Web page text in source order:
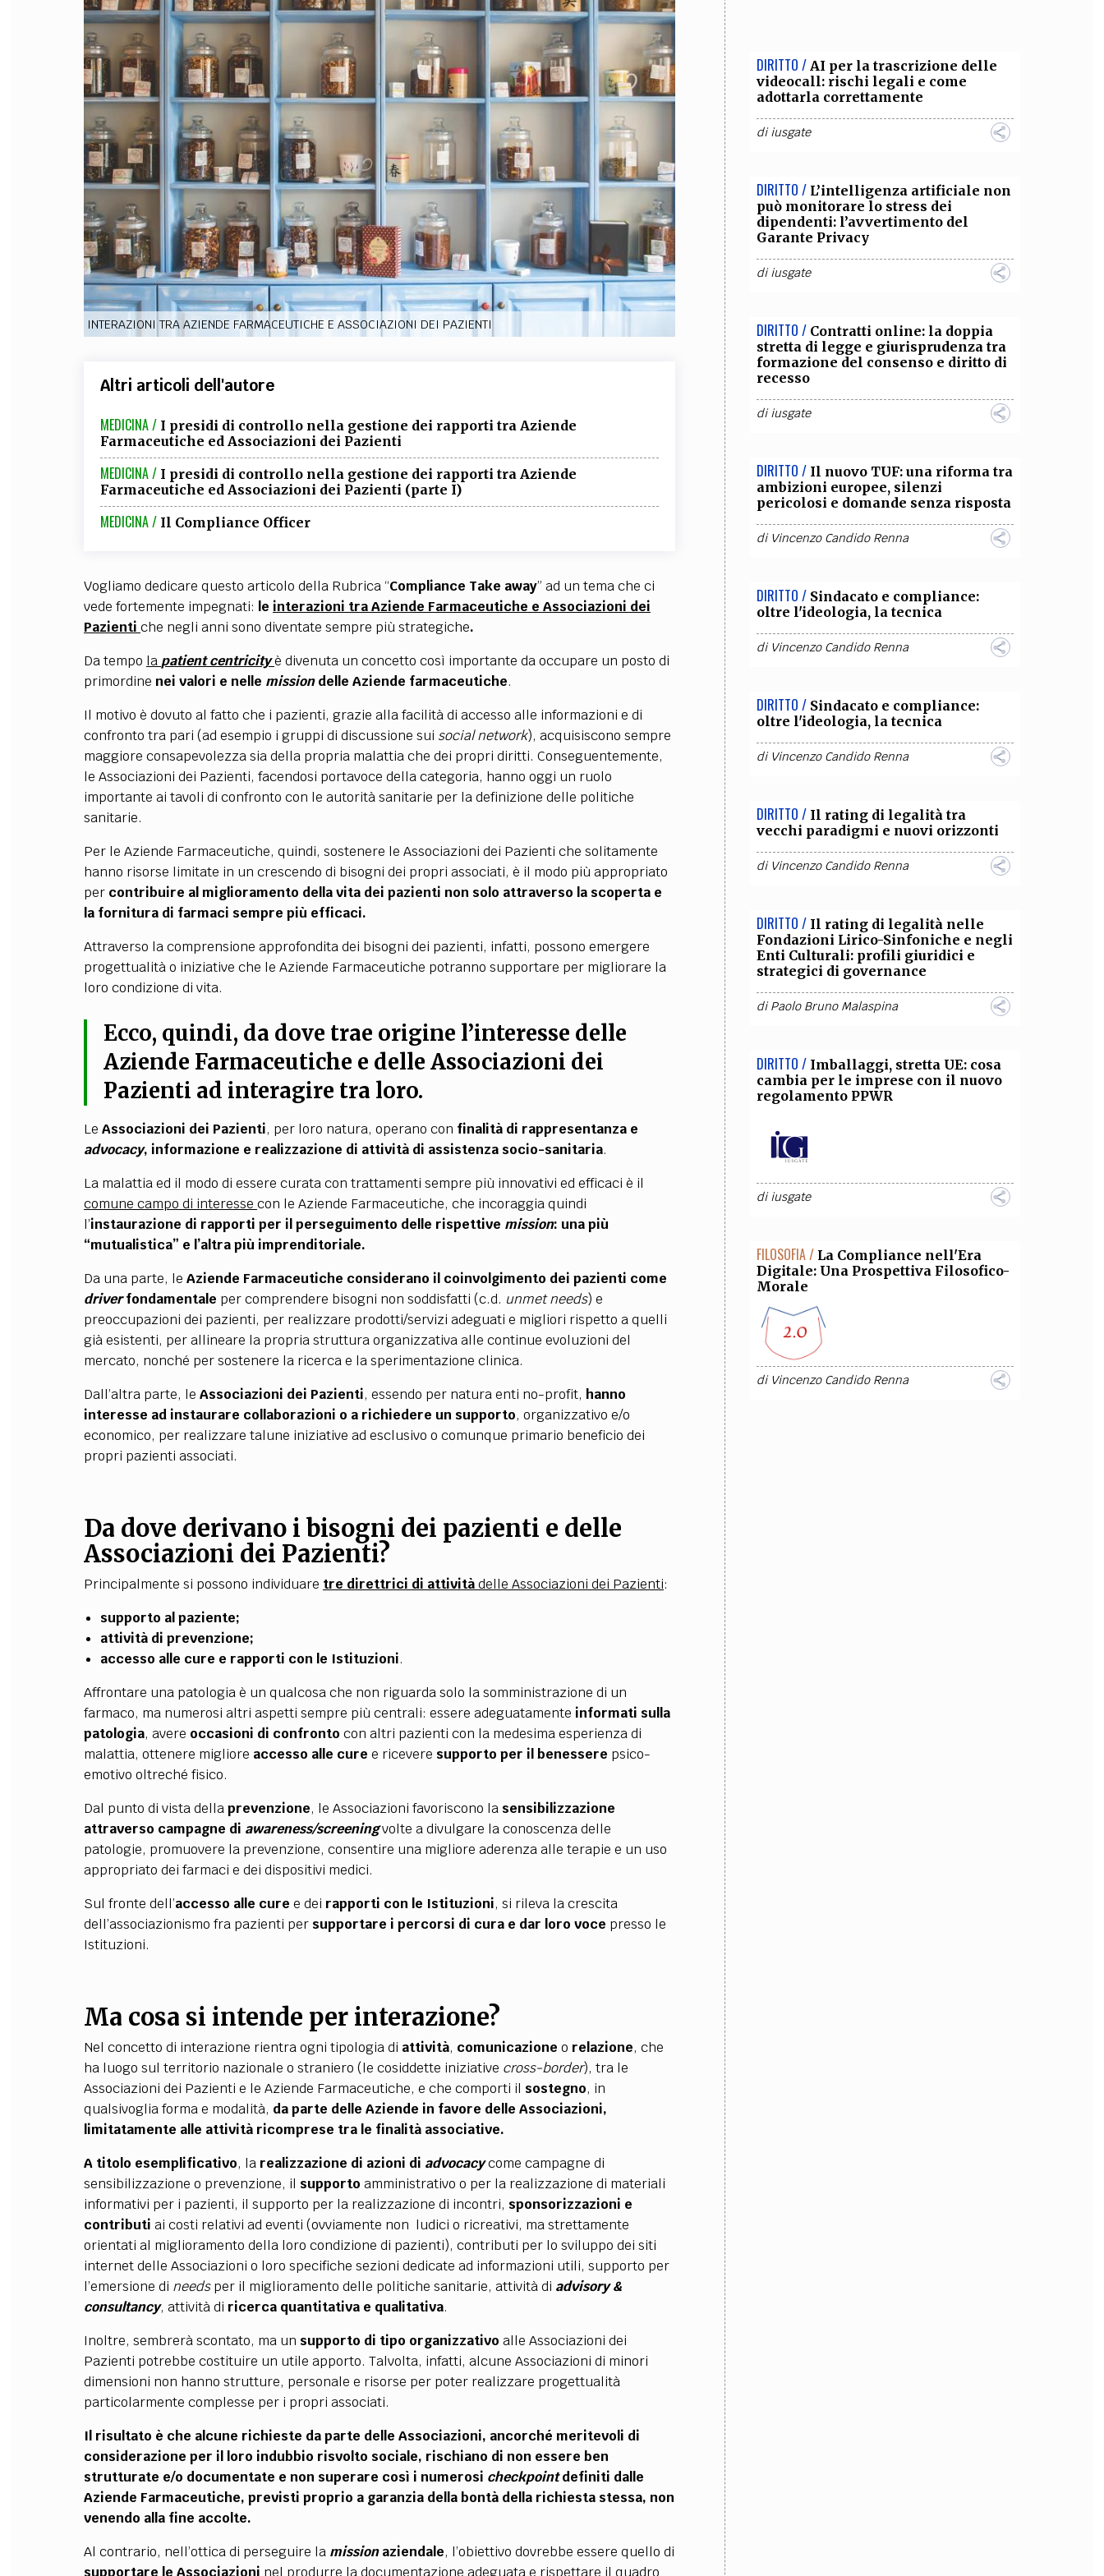
TEAM
FILODIRITTO COMITATO SCIENTIFICO AUTORI CURATORI FOTOGRAFI
EXTRA
CODICI RUBRICHE LIBRI PROCEEDINGS PUBBLICITÀ CONTATTI
SOCIAL MEDIA
INTERAZIONI TRA AZIENDE FARMACEUTICHE E ASSOCIAZIONI DEI PAZIENTI
Altri articoli dell'autore
MEDICINA / I presidi di controllo nella gestione dei rapporti tra Aziende
Farmaceutiche ed Associazioni dei Pazienti
MEDICINA / I presidi di controllo nella gestione dei rapporti tra Aziende
Farmaceutiche ed Associazioni dei Pazienti (parte I)
MEDICINA / Il Compliance Officer
Vogliamo dedicare questo articolo della Rubrica “Compliance Take away” ad un tema che ci
vede fortemente impegnati: le interazioni tra Aziende Farmaceutiche e Associazioni dei
Pazienti che negli anni sono diventate sempre più strategiche.
Da tempo la patient centricityè divenuta un concetto così importante da occupare un posto di
primordine nei valori e nelle missiondelle Aziende farmaceutiche.
Il motivo è dovuto al fatto che i pazienti, grazie alla facilità di accesso alle informazioni e di
confronto tra pari (ad esempio i gruppi di discussione sui social network), acquisiscono sempre
maggiore consapevolezza sia della propria malattia che dei propri diritti. Conseguentemente,
le Associazioni dei Pazienti, facendosi portavoce della categoria, hanno oggi un ruolo
importante ai tavoli di confronto con le autorità sanitarie per la definizione delle politiche
sanitarie.
Per le Aziende Farmaceutiche, quindi, sostenere le Associazioni dei Pazienti che solitamente
hanno risorse limitate in un crescendo di bisogni dei propri associati, è il modo più appropriato
per contribuire al miglioramento della vita dei pazienti non solo attraverso la scoperta e
la fornitura di farmaci sempre più efficaci.
Attraverso la comprensione approfondita dei bisogni dei pazienti, infatti, possono emergere
progettualità o iniziative che le Aziende Farmaceutiche potranno supportare per migliorare la
loro condizione di vita.
Ecco, quindi, da dove trae origine l’interesse delle
Aziende Farmaceutiche e delle Associazioni dei
Pazienti ad interagire tra loro.
Le Associazioni dei Pazienti, per loro natura, operano con finalità di rappresentanza e
advocacy, informazione e realizzazione di attività di assistenza socio-sanitaria.
La malattia ed il modo di essere curata con trattamenti sempre più innovativi ed efficaci è il
comune campo di interesse con le Aziende Farmaceutiche, che incoraggia quindi
l’instaurazione di rapporti per il perseguimento delle rispettive mission: una più
“mutualistica” e l’altra più imprenditoriale.
Da una parte, le Aziende Farmaceutiche considerano il coinvolgimento dei pazienti come
driverfondamentale per comprendere bisogni non soddisfatti (c.d. unmet needs) e
preoccupazioni dei pazienti, per realizzare prodotti/servizi adeguati e migliori rispetto a quelli
già esistenti, per allineare la propria struttura organizzativa alle continue evoluzioni del
mercato, nonché per sostenere la ricerca e la sperimentazione clinica.
Dall’altra parte, le Associazioni dei Pazienti, essendo per natura enti no-profit, hanno
interesse ad instaurare collaborazioni o a richiedere un supporto, organizzativo e/o
economico, per realizzare talune iniziative ad esclusivo o comunque primario beneficio dei
propri pazienti associati.
Da dove derivano i bisogni dei pazienti e delle
Associazioni dei Pazienti?
Principalmente si possono individuare tre direttrici di attivitàdelle Associazioni dei Pazienti:
supporto al paziente;
attività di prevenzione;
accesso alle cure e rapporti con le Istituzioni.
Affrontare una patologia è un qualcosa che non riguarda solo la somministrazione di un
farmaco, ma numerosi altri aspetti sempre più centrali: essere adeguatamente informati sulla
patologia, avere occasioni di confronto con altri pazienti con la medesima esperienza di
malattia, ottenere migliore accesso alle cure e ricevere supporto per il benessere psico-
emotivo oltreché fisico.
Dal punto di vista dellaprevenzione, le Associazioni favoriscono la sensibilizzazione
attraverso campagne di awareness/screeningvolte a divulgare la conoscenza delle
patologie, promuovere la prevenzione, consentire una migliore aderenza alle terapie e un uso
appropriato dei farmaci e dei dispositivi medici.
Sul fronte dell’accesso alle cure e dei rapporti con le Istituzioni, si rileva la crescita
dell’associazionismo fra pazienti per supportare i percorsi di cura e dar loro voce presso le
Istituzioni.
Ma cosa si intende per interazione?
Nel concetto di interazione rientra ogni tipologia di attività, comunicazione o relazione, che
ha luogo sul territorio nazionale o straniero (le cosiddette iniziative cross-border), tra le
Associazioni dei Pazienti e le Aziende Farmaceutiche, e che comporti il sostegno, in
qualsivoglia forma e modalità, da parte delle Aziende in favore delle Associazioni,
limitatamente alle attività ricomprese tra le finalità associative.
A titolo esemplificativo, la realizzazione di azioni di advocacycome campagne di
sensibilizzazione o prevenzione, il supporto amministrativo o per la realizzazione di materiali
informativi per i pazienti, il supporto per la realizzazione di incontri, sponsorizzazioni e
contributi ai costi relativi ad eventi (ovviamente non ludici o ricreativi, ma strettamente
orientati al miglioramento della loro condizione di pazienti), contributi per lo sviluppo dei siti
internet delle Associazioni o loro specifiche sezioni dedicate ad informazioni utili, supporto per
l’emersione di needsper il miglioramento delle politiche sanitarie, attività di advisory &
consultancy, attività di ricerca quantitativa e qualitativa.
Inoltre, sembrerà scontato, ma un supporto di tipo organizzativo alle Associazioni dei
Pazienti potrebbe costituire un utile apporto. Talvolta, infatti, alcune Associazioni di minori
dimensioni non hanno strutture, personale e risorse per poter realizzare progettualità
particolarmente complesse per i propri associati.
Il risultato è che alcune richieste da parte delle Associazioni, ancorché meritevoli di
considerazione per il loro indubbio risvolto sociale, rischiano di non essere ben
strutturate e/o documentate e non superare così i numerosi checkpointdefiniti dalle
Aziende Farmaceutiche, previsti proprio a garanzia della bontà della richiesta stessa, non
venendo alla fine accolte.
Al contrario, nell’ottica di perseguire la missionaziendale, l’obiettivo dovrebbe essere quello di
supportare le Associazioni nel produrre la documentazione adeguata e rispettare il quadro
DIRITTO / AI per la trascrizione delle
videocall: rischi legali e come
adottarla correttamente
diiusgate
DIRITTO / L’intelligenza artificiale non
può monitorare lo stress dei
dipendenti: l’avvertimento del
Garante Privacy
diiusgate
DIRITTO / Contratti online: la doppia
stretta di legge e giurisprudenza tra
formazione del consenso e diritto di
recesso
diiusgate
DIRITTO / Il nuovo TUF: una riforma tra
ambizioni europee, silenzi
pericolosi e domande senza risposta
di Vincenzo Candido Renna
DIRITTO / Sindacato e compliance:
oltre l'ideologia, la tecnica
di Vincenzo Candido Renna
DIRITTO / Sindacato e compliance:
oltre l'ideologia, la tecnica
di Vincenzo Candido Renna
DIRITTO / Il rating di legalità tra
vecchi paradigmi e nuovi orizzonti
di Vincenzo Candido Renna
DIRITTO / Il rating di legalità nelle
Fondazioni Lirico-Sinfoniche e negli
Enti Culturali: profili giuridici e
strategici di governance
diPaolo Bruno Malaspina
DIRITTO / Imballaggi, stretta UE: cosa
cambia per le imprese con il nuovo
regolamento PPWR
diiusgate
FILOSOFIA / La Compliance nell'Era
Digitale: Una Prospettiva Filosofico-
Morale
di Vincenzo Candido Renna